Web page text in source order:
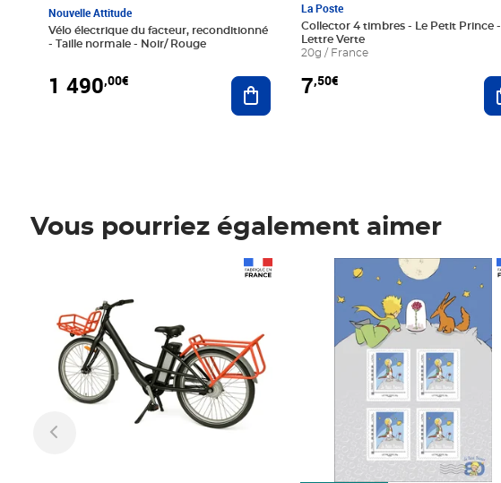
Nouvelle Attitude
Vélo électrique du facteur, reconditionné
- Taille normale - Noir/ Rouge
1 490,00€ Ajouter au panier
La Poste
Collector 4 timbres - Le Petit Prince -
Lettre Verte
20g / France
7,50€
Vous pourriez également aimer
Prix 7,50€